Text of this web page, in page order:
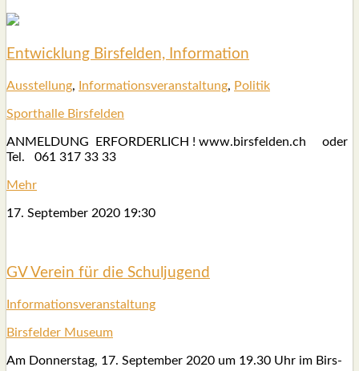
Ent­wick­lung Birs­fel­den, Infor­ma­ti­on
Aus­stel­lung, Infor­ma­ti­ons­ver­an­stal­tung, Poli­tik
Sport­hal­le Birs­fel­den
ANMELDUNG ERFORDERLICH ! www.birsfelden.ch oder
Tel. 061 317 33 33
Mehr
17. Sep­tem­ber 2020 19:30
GV Ver­ein für die Schul­ju­gend
Infor­ma­ti­ons­ver­an­stal­tung
Birs­fel­der Muse­um
Am Don­ners­tag, 17. Sep­tem­ber 2020 um 19.30 Uhr im Birs­